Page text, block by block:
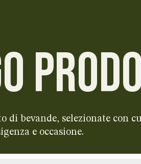
di bevande, selezionate con
e occasione.